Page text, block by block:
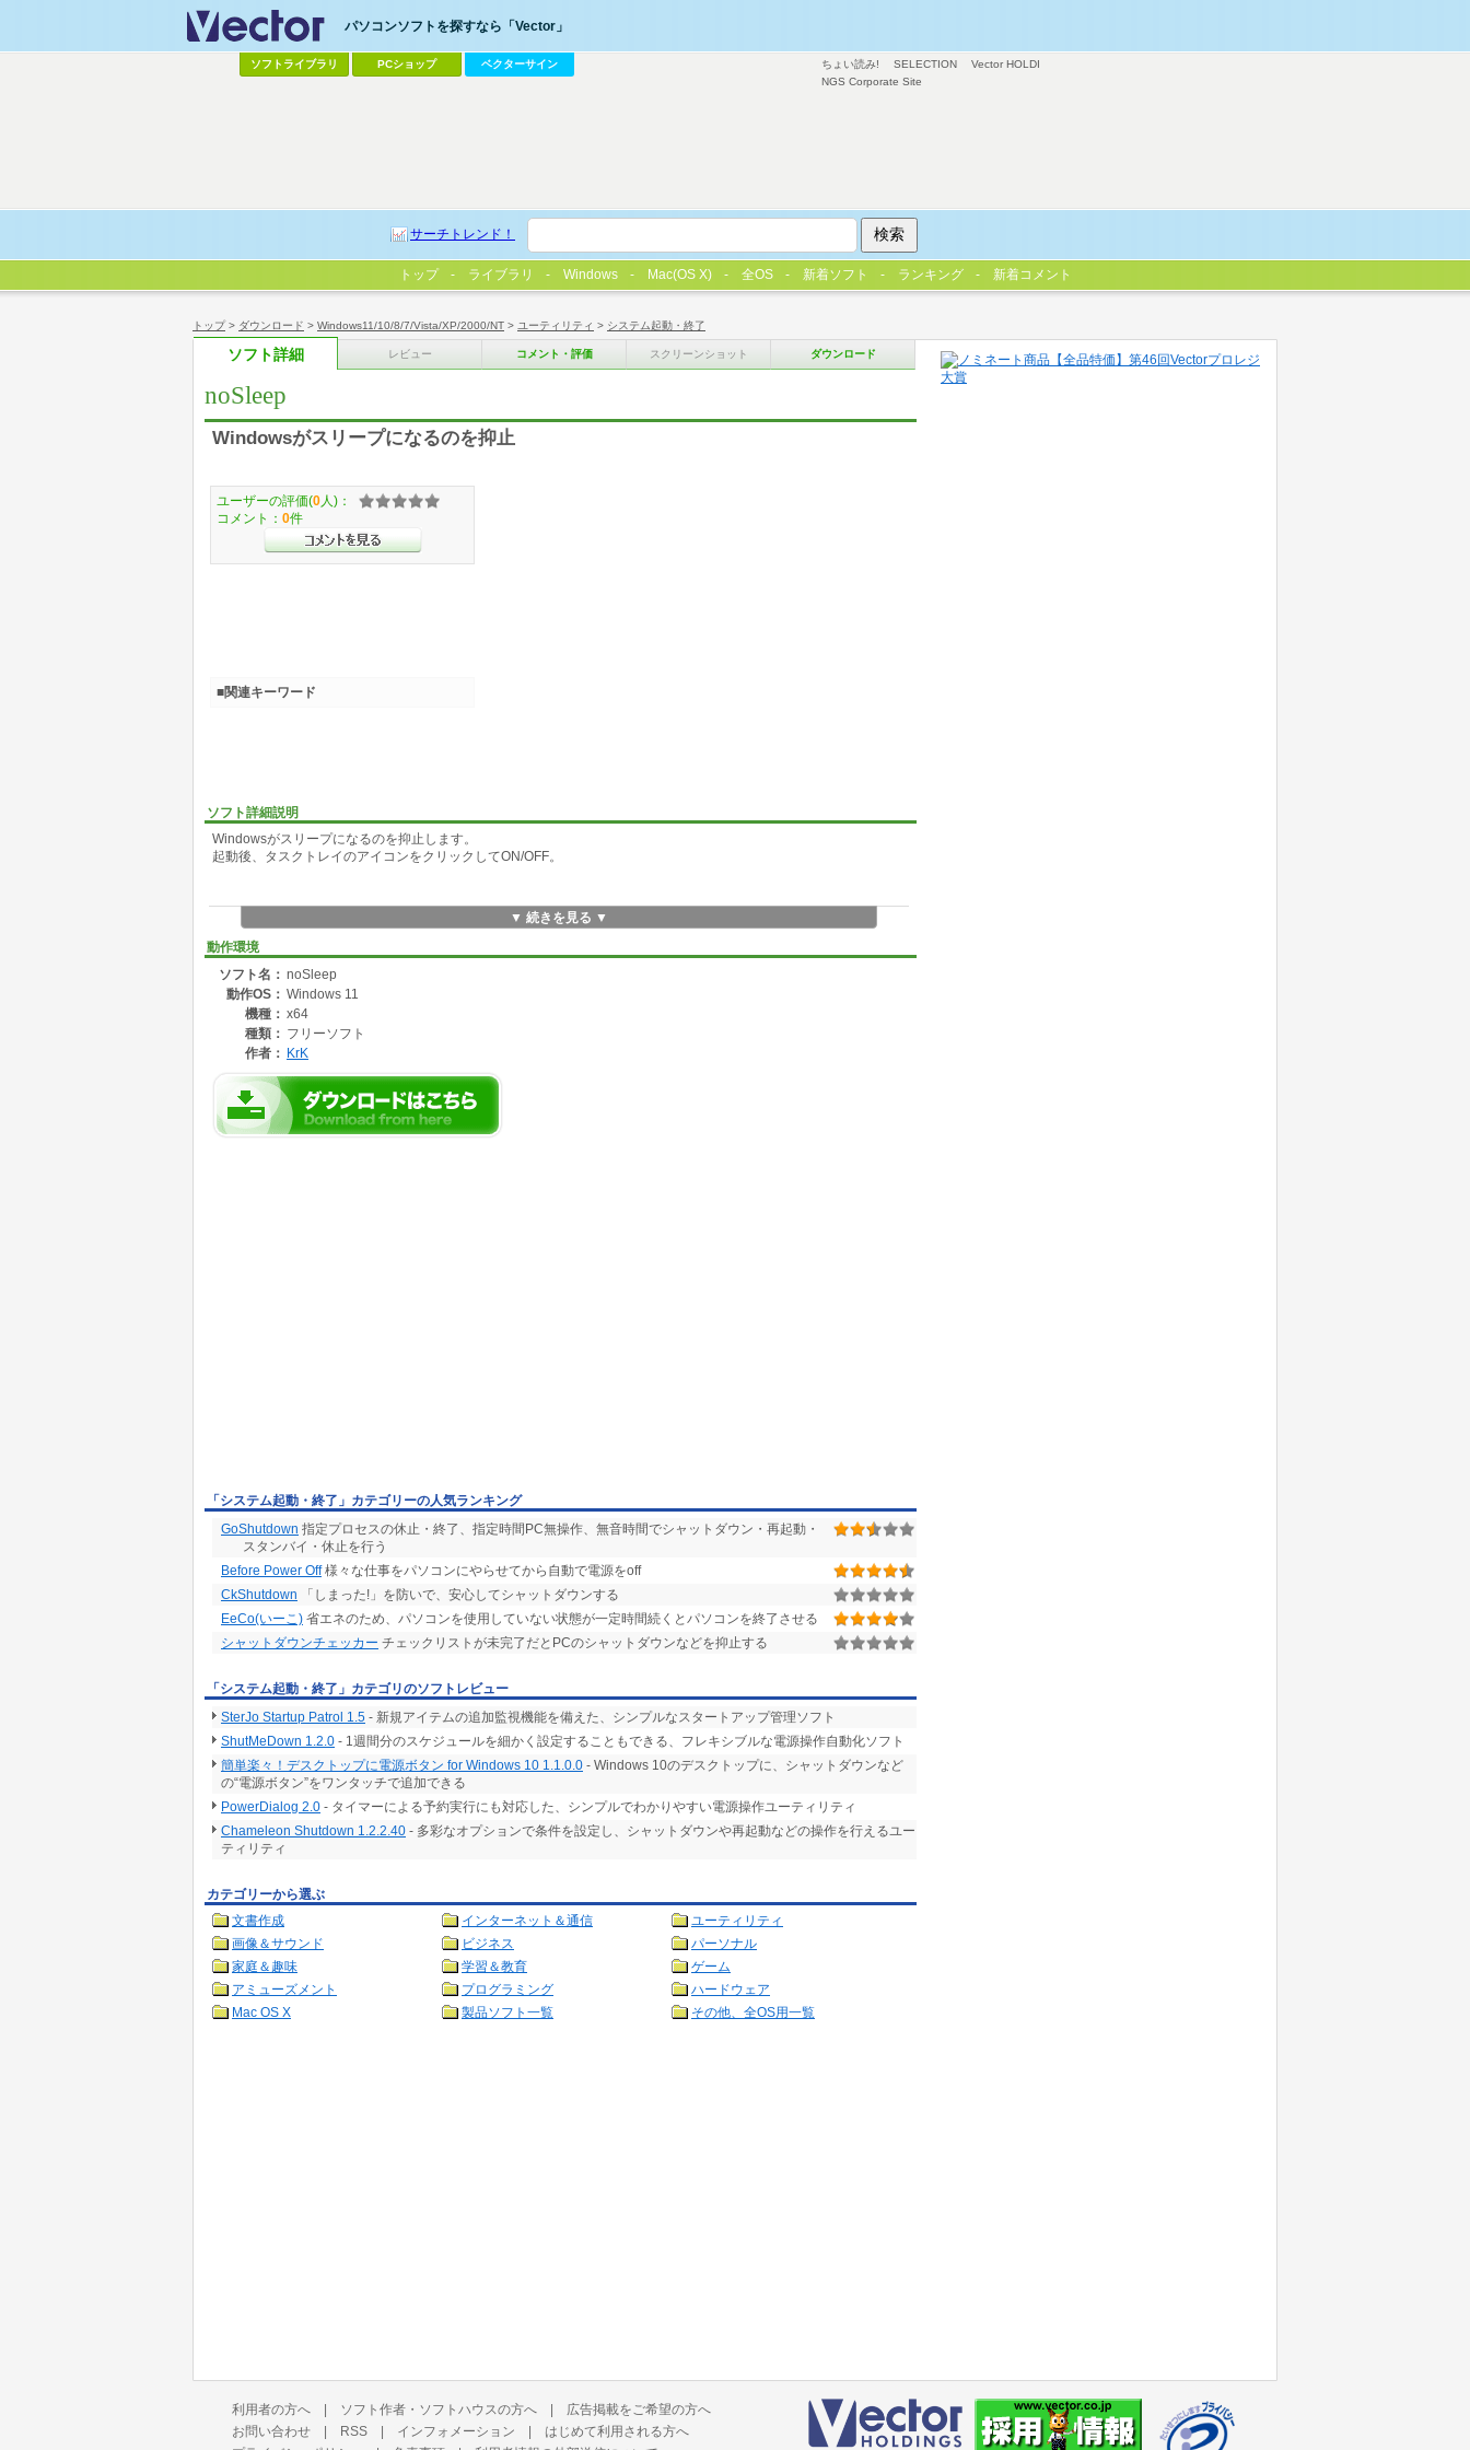
トップ> ダウンロード > Windows11/10/8/7/Vista/XP/2000/NT > ユーティリティ > システム起動・終了
ソフト詳細 レビュー コメント・評価 スクリーンショット ダウンロード
noSleep
Windowsがスリープになるのを抑止
ソフト詳細説明
Windowsがスリープになるのを抑止します。
起動後、タスクトレイのアイコンをクリックしてON/OFF。
▼ 続きを見る ▼
動作環境
ソフト名： noSleep
動作OS： Windows 11
機種： x64
種類： フリーソフト
作者： KrK
ユーザーの評価(0 人)：
コメント： 0件
■関連キーワード
「システム起動・終了」カテゴリーの人気ランキング
GoShutdown 指定プロセスの休止・終了、指定時間PC無操作、無音時間でシャットダウン・再起動・
スタンバイ・休止を行う
Before Power Off様々な仕事をパソコンにやらせてから自動で電源をoff
CkShutdown 「しまった!」を防いで、安心してシャットダウンする
EeCo(いーこ) 省エネのため、パソコンを使用していない状態が一定時間続くとパソコンを終了させる
シャットダウンチェッカー チェックリストが未完了だとPCのシャットダウンなどを抑止する
「システム起動・終了」カテゴリのソフトレビュー
SterJo Startup Patrol 1.5 - 新規アイテムの追加監視機能を備えた、シンプルなスタートアップ管理ソフト
ShutMeDown 1.2.0 - 1週間分のスケジュールを細かく設定することもできる、フレキシブルな電源操作自動化ソフト
簡単楽々！デスクトップに電源ボタン for Windows 10 1.1.0.0 - Windows 10のデスクトップに、シャットダウンなど
の“電源ボタン”をワンタッチで追加できる
PowerDialog 2.0 - タイマーによる予約実行にも対応した、シンプルでわかりやすい電源操作ユーティリティ
Chameleon Shutdown 1.2.2.40 - 多彩なオプションで条件を設定し、シャットダウンや再起動などの操作を行えるユー
ティリティ
カテゴリーから選ぶ
文書作成
インターネット＆通信
ユーティリティ
画像＆サウンド
ビジネス
パーソナル
家庭＆趣味
学習＆教育
ゲーム
アミューズメント
プログラミング
ハードウェア
Mac OS X
製品ソフト一覧 その他、全OS用一覧
ちょい読み! SELECTION
Vector HOLDI
NGS Corporate Site
パソコンソフトを探すなら「Vector」
ソフトライブラリ PCショップ ベクターサイン
サーチトレンド！
トップ ライブラリ Windows Mac(OS X) 全OS 新着ソフト ランキング 新着コメント
利用者の方へ | ソフト作者・ソフトハウスの方へ | 広告掲載をご希望の方へ
お問い合わせ | RSS | インフォメーション | はじめて利用される方へ